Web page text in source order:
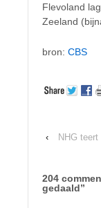
Flevoland
Zeeland
bron: CBS
‹ NHG
204
gedaald”